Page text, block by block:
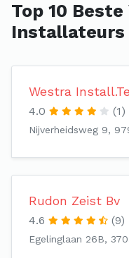
Top 10
Installateurs
Westra
4.0 (1)
Nijverheidsweg 9,
Rudon Zeist Bv
4.6 (9)
Egelinglaan 26B,